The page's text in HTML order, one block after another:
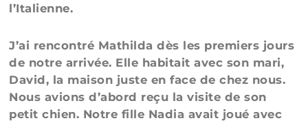
l’Italienne.
J’ai rencontré Mathilda dès les premiers jours
de notre arrivée. Elle habitait avec son mari,
David, la maison juste en face de chez nous.
Nous avions d’abord reçu la visite de son
petit chien. Notre fille Nadia avait joué avec